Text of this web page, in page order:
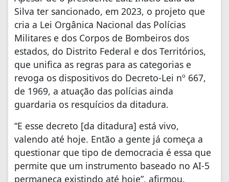
Silva ter sancionado, em 2023, o projeto que
cria a Lei Orgânica Nacional das Polícias
Militares e dos Corpos de Bombeiros dos
estados, do Distrito Federal e dos Territórios,
que unifica as regras para as categorias e
revoga os dispositivos do Decreto-Lei nº 667,
de 1969, a atuação das polícias ainda
guardaria os resquícios da ditadura.
“E esse decreto [da ditadura] está vivo,
valendo até hoje. Então a gente já começa a
questionar que tipo de democracia é essa que
permite que um instrumento baseado no AI-5
permaneça existindo até hoje”, afirmou.